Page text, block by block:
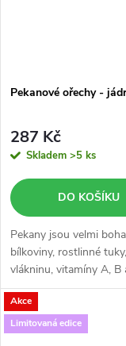
Pekanové ořechy -
287 Kč
Skladem >5 ks
DO KOŠÍKU
Pekany jsou velmi
bílkoviny, rostlinné tuky,
vlákninu, vitamíny A, B
pravidelná konzumace
naše tělo před vznikem
žlučníkových kamenů,
Akce
Limitovaná edice